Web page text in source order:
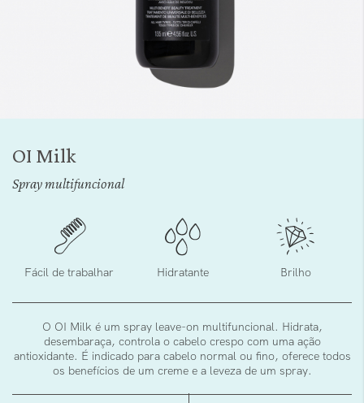
início
OI Milk
Spray multifuncional
Fácil de trabalhar Hidratante Brilho
O OI Milk é um spray leave-on multifuncional. Hidrata,
desembaraça, controla o cabelo crespo com uma ação
antioxidante. É indicado para cabelo normal ou fino, oferece todos
os benefícios de um creme e a leveza de um spray.